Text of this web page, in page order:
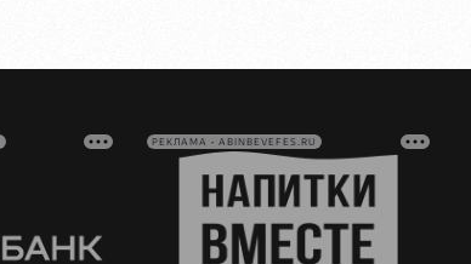
РЕКЛАМА • ABINBEVEFES.RU